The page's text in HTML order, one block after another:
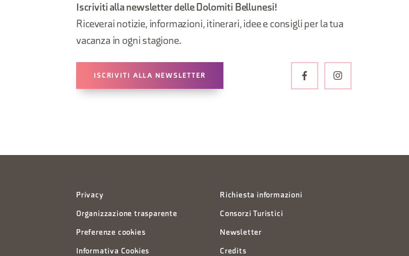
Iscriviti alla newsletter delle Dolomiti Bellunesi!
Riceverai notizie, informazioni, itinerari, idee e consigli per la tua
vacanza in ogni stagione.
ISCRIVITI ALLA NEWSLETTER
Privacy
Organizzazione trasparente
Preferenze cookies
Informativa Cookies
Richiesta informazioni
Consorzi Turistici
Newsletter
Credits